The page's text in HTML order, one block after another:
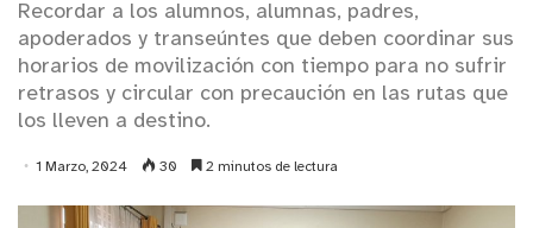
Recordar a los alumnos, alumnas, padres,
apoderados y transeúntes que deben coordinar sus
horarios de movilización con tiempo para no sufrir
retrasos y circular con precaución en las rutas que
los lleven a destino.
1 Marzo, 2024 30 2 minutos de lectura